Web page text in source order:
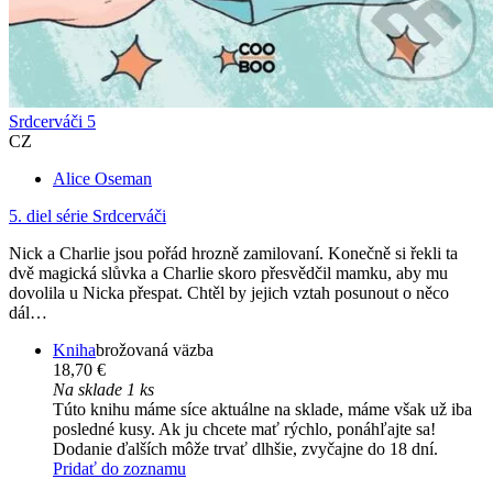
Srdcerváči 5
CZ
Alice Oseman
5. diel série Srdcerváči
Nick a Charlie jsou pořád hrozně zamilovaní. Konečně si řekli ta
dvě magická slůvka a Charlie skoro přesvědčil mamku, aby mu
dovolila u Nicka přespat. Chtěl by jejich vztah posunout o něco
dál…
Knihabrožovaná väzba
18,70 €
Na sklade 1 ks
Túto knihu máme síce aktuálne na sklade, máme však už iba
posledné kusy. Ak ju chcete mať rýchlo, ponáhľajte sa!
Dodanie ďalších môže trvať dlhšie, zvyčajne do 18 dní.
Pridať do zoznamu